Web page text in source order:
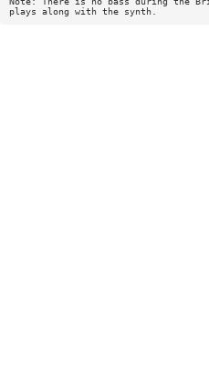
plays along with the synth.